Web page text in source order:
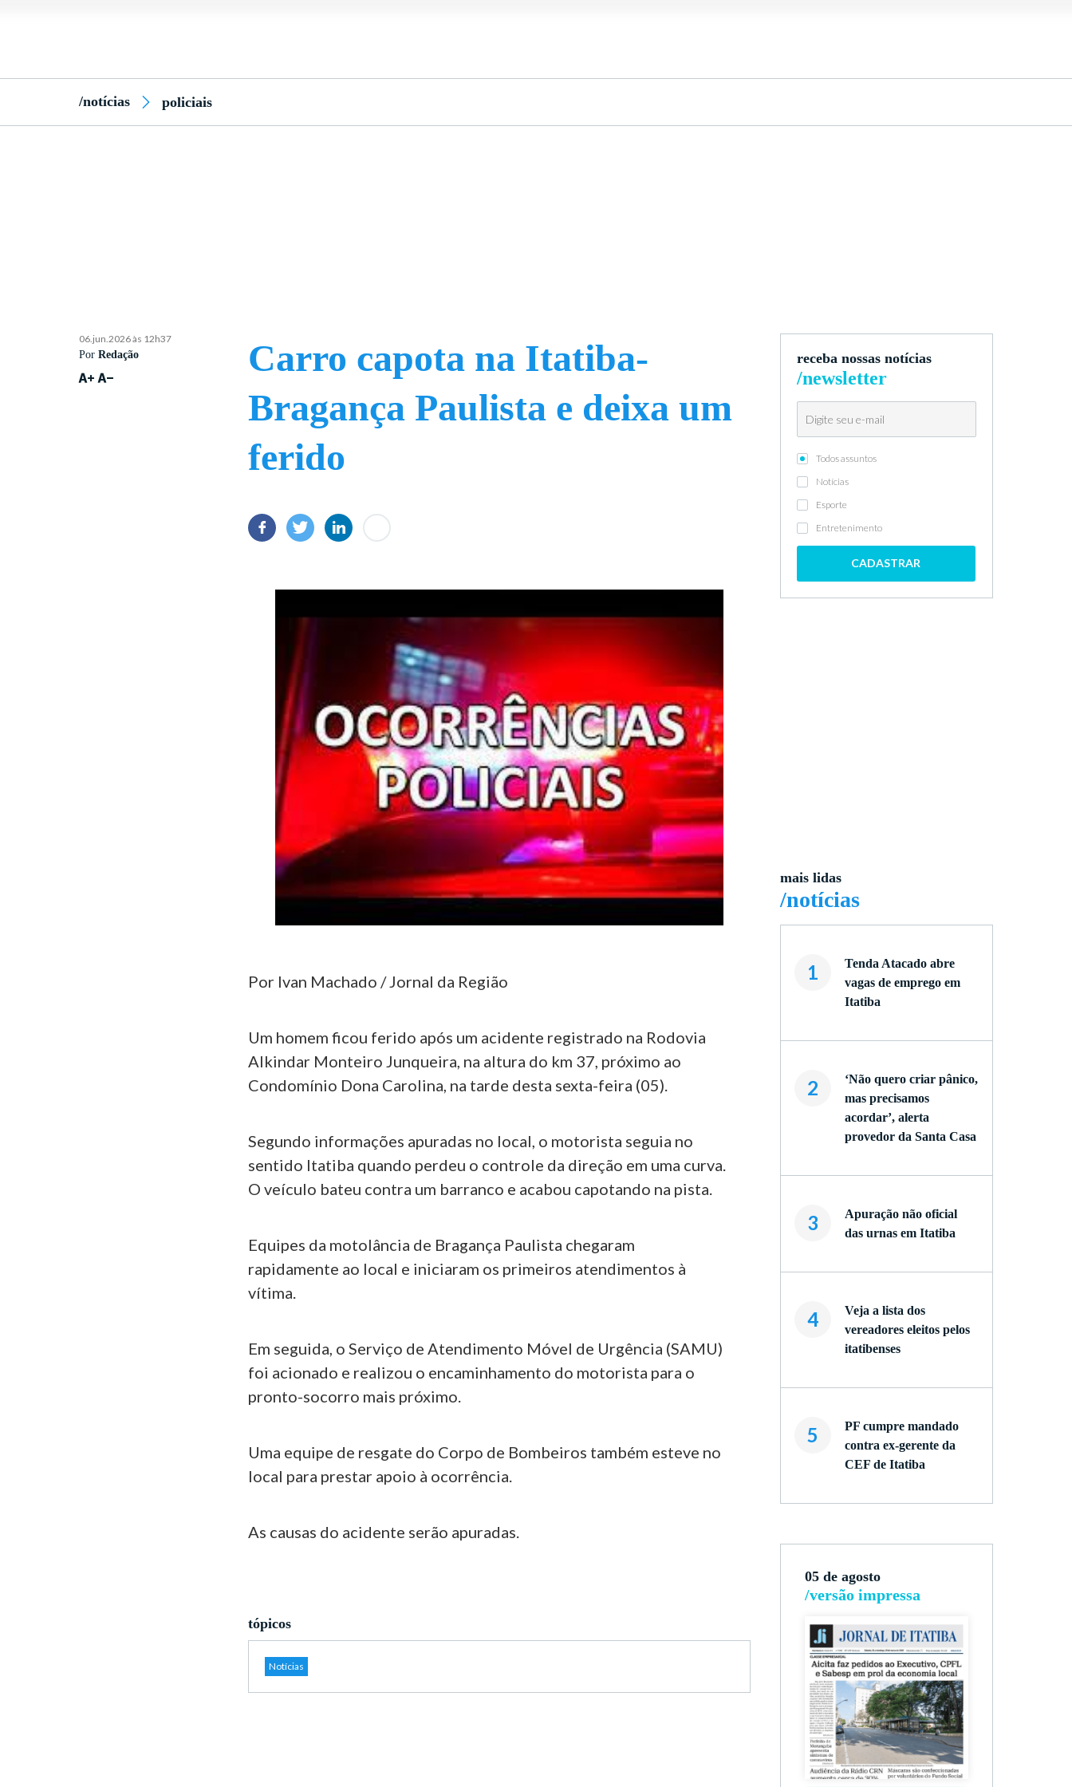
/notícias policiais
06.jun.2026 às 12h37
PorRedação
Carro capota na Itatiba-
Bragança Paulista e deixa um
ferido
Por Ivan Machado / Jornal da Região
Um homem ficou ferido após um acidente registrado na Rodovia
Alkindar Monteiro Junqueira, na altura do km 37, próximo ao
Condomínio Dona Carolina, na tarde desta sexta-feira (05).
Segundo informações apuradas no local, o motorista seguia no
sentido Itatiba quando perdeu o controle da direção em uma curva.
O veículo bateu contra um barranco e acabou capotando na pista.
Equipes da motolância de Bragança Paulista chegaram
rapidamente ao local e iniciaram os primeiros atendimentos à
vítima.
Em seguida, o Serviço de Atendimento Móvel de Urgência (SAMU)
foi acionado e realizou o encaminhamento do motorista para o
pronto-socorro mais próximo.
Uma equipe de resgate do Corpo de Bombeiros também esteve no
local para prestar apoio à ocorrência.
As causas do acidente serão apuradas.
tópicos
Notícias
receba nossas notícias
/newsletter
Todos assuntos
Notícias
Esporte
Entretenimento
CADASTRAR
mais lidas
/notícias
1
Tenda Atacado abre
vagas de emprego em
Itatiba
2
‘Não quero criar pânico,
mas precisamos
acordar’, alerta
provedor da Santa Casa
3
Apuração não oficial
das urnas em Itatiba
4
Veja a lista dos
vereadores eleitos pelos
itatibenses
5
PF cumpre mandado
contra ex-gerente da
CEF de Itatiba
05 de agosto
/versão impressa